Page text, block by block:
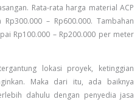
Rata-rata harga material ACP
– Rp600.000. Tambahan
Rp100.000 – Rp200.000 per meter
lokasi proyek, ketinggian
Maka dari itu, ada baiknya
dahulu dengan penyedia jasa